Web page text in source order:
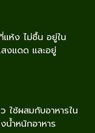
แห้ง ไม่ชื้น อยู่ใน
งแดด และอยู่
ช้ผสมกับอาหารใน
ำหนักอาหาร